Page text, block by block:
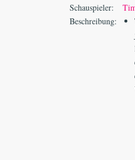
Schauspieler:
Beschreibung: